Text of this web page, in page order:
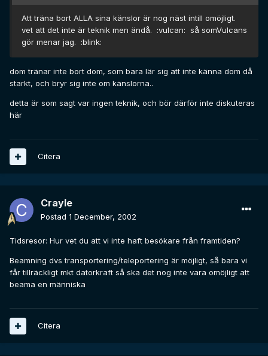
Att träna bort ALLA sina känslor är nog näst intill omöjligt.
vet att det inte är teknik men ändå. :vulcan: så somVulcans
gör menar jag. :blink:
dom tränar inte bort dom, som bara lär sig att inte känna dom då
starkt, och bryr sig inte om känslorna..
detta är som sagt var ingen teknik, och bör därför inte diskuteras
här
Citera
Crayle
Postad 1 December, 2002
Tidsresor: Hur vet du att vi inte haft besökare från framtiden?
Beamning dvs transportering/teleportering är möjligt, så bara vi
får tillräckligt mkt datorkraft så ska det nog inte vara omöjligt att
beama en människa
Citera